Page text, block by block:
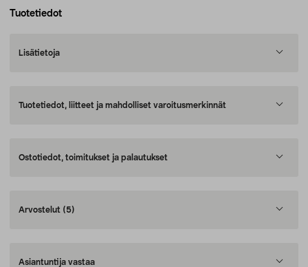
Tuotetiedot
Lisätietoja
Tuotetiedot, liitteet ja mahdolliset varoitusmerkinnät
Ostotiedot, toimitukset ja palautukset
Arvostelut (5)
Asiantuntija vastaa